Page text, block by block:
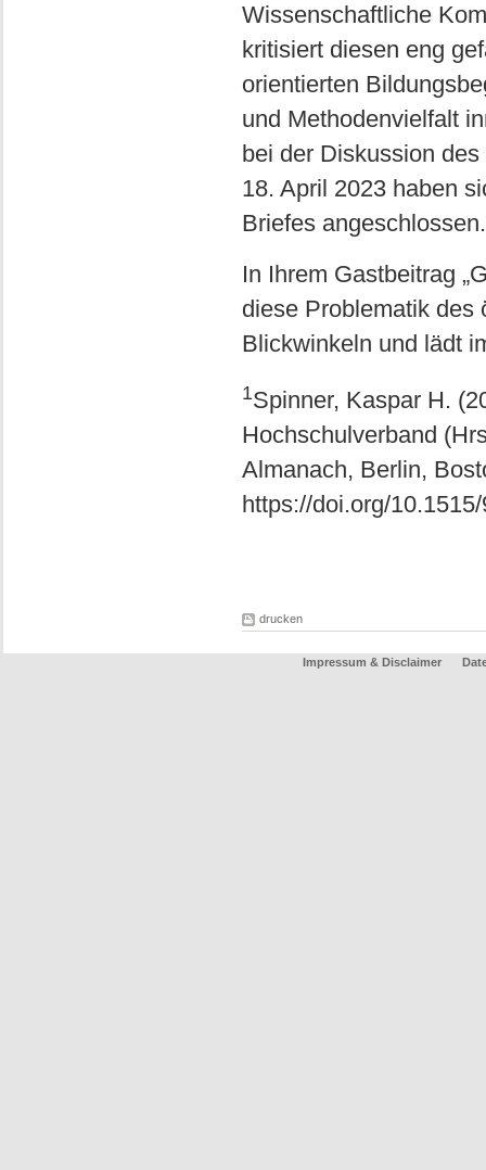
Wissenschaftliche
kritisiert diesen eng
orientierten
und Methodenvielfalt
bei der Diskussion
18. April 2023 haben
Briefes angeschlossen.
In Ihrem Gastbeitrag
diese Problematik des
Blickwinkeln und lädt
1Spinner, Kaspar H.
Hochschulverband
Almanach, Berlin,
https://doi.org/
drucken
Impressum & Disclaimer